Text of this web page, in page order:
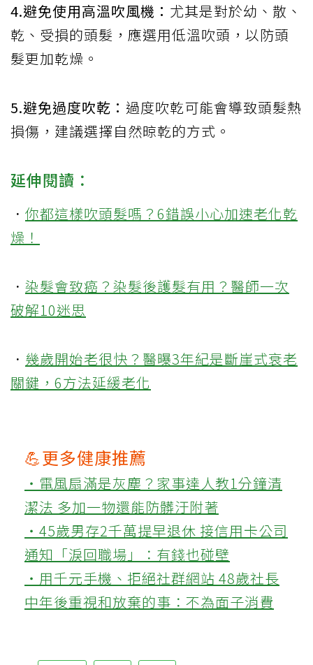
4.避免使用高溫吹風機： 尤其是對於幼、散、
乾、受損的頭髮，應選用低溫吹頭，以防頭
髮更加乾燥。
5.避免過度吹乾： 過度吹乾可能會導致頭髮熱
損傷，建議選擇自然晾乾的方式。
延伸閱讀：
． 你都這樣吹頭髮嗎？6錯誤小心加速老化乾
燥！
． 染髮會致癌？染髮後護髮有用？醫師一次
破解10迷思
． 幾歲開始老很快？醫曝3年紀是斷崖式衰老
關鍵，6方法延緩老化
💪更多健康推薦
‧電風扇滿是灰塵？家事達人教1分鐘清
潔法 多加一物還能防髒汙附著
‧45歲男存2千萬提早退休 接信用卡公司
通知「淚回職場」：有錢也碰壁
‧用千元手機、拒絕社群網站 48歲社長
中年後重視和放棄的事：不為面子消費